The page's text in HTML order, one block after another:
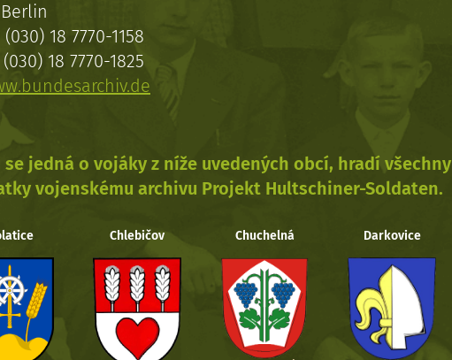
(030) 18 7770-1158
18 7770-1825
se jedná o vojáky z níže uvedených obcí, hradí všechny
vojenskému archivu Projekt Hultschiner-Soldaten.
Chlebičov Chuchelná Darkovice